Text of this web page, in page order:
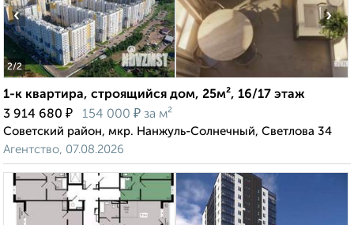
2/2
‹ ›
1-к квартира, строящийся дом, 25м², 16/17 этаж
3 914 680 ₽ 154 000 ₽ за м²
Советский район, мкр. Нанжуль-Солнечный, Светлова 34
Агентство, 07.08.2026